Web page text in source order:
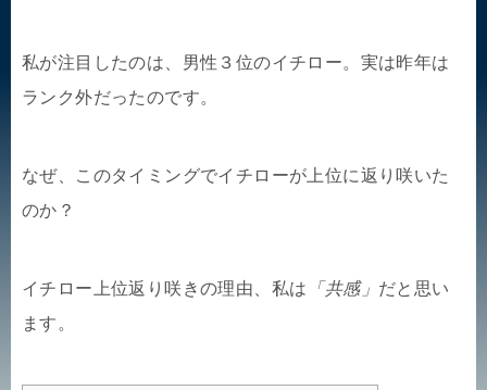
私が注目したのは、男性３位のイチロー。実は昨年は
ランク外だったのです。
なぜ、このタイミングでイチローが上位に返り咲いた
のか？
イチロー上位返り咲きの理由、私は 「共感」 だと思い
ます。